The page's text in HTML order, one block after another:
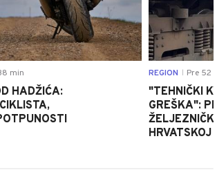
min
HADŽIĆA:
REGION Pre 52
"TEHNIČKI
GREŠKA":
HRVATSKOJ